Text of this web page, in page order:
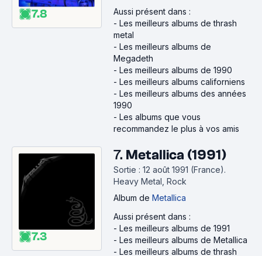
7.8
Aussi présent dans :
- Les meilleurs albums de thrash
metal
- Les meilleurs albums de
Megadeth
- Les meilleurs albums de 1990
- Les meilleurs albums californiens
- Les meilleurs albums des années
1990
- Les albums que vous
recommandez le plus à vos amis
7.3
7. Metallica (1991)
Sortie : 12 août 1991 (France).
Heavy Metal, Rock
Album de Metallica
Aussi présent dans :
- Les meilleurs albums de 1991
- Les meilleurs albums de Metallica
- Les meilleurs albums de thrash